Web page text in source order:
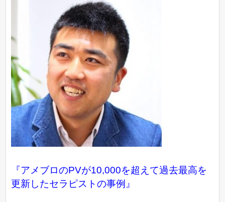
『アメブロのPVが10,000を超えて過去最高を
更新したセラピストの事例』